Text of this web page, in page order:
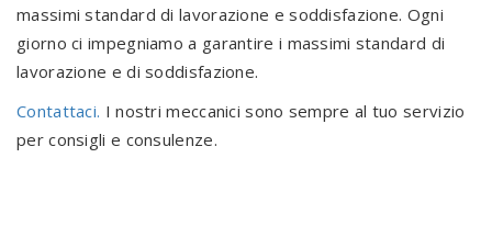
massimi standard di lavorazione e soddisfazione. Ogni
giorno ci impegniamo a garantire i massimi standard di
lavorazione e di soddisfazione.
Contattaci. I nostri meccanici sono sempre al tuo servizio
per consigli e consulenze.